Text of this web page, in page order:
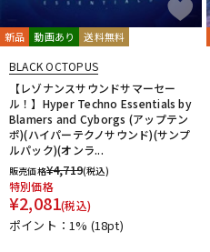
新品 動画あり 送料無料
BLACK OCTOPUS
【レゾナンスサウンドサマーセー
ル！】Hyper Techno Essentials by
Blamers and Cyborgs (アップテン
ポ)(ハイパーテクノサウンド)(サンプ
ルパック)(オンラ...
販売価格¥4,719(税込)
特別価格
¥2,081(税込)
ポイント：1% (18pt)